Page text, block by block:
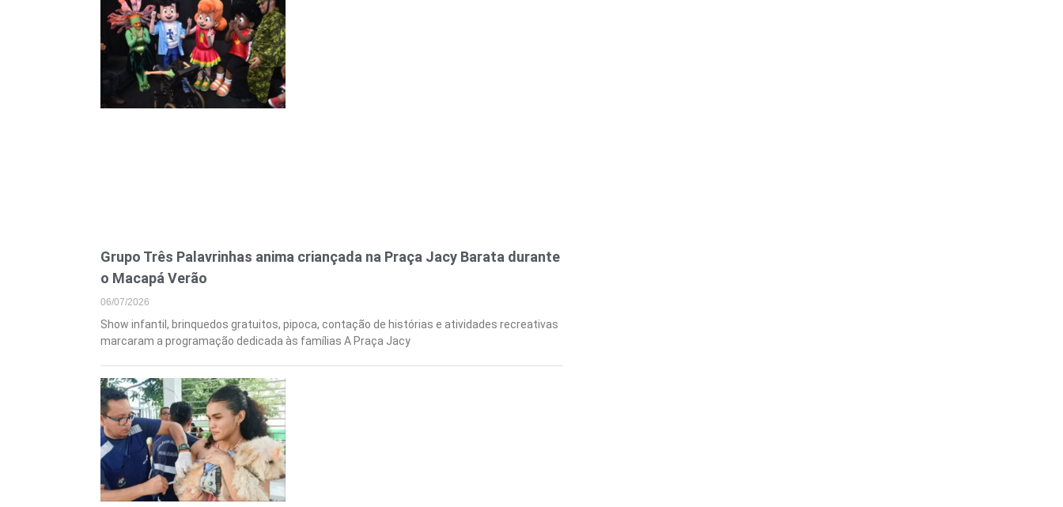
Grupo Três Palavrinhas anima criançada na Praça Jacy Barata durante
o Macapá Verão
06/07/2026
Show infantil, brinquedos gratuitos, pipoca, contação de histórias e atividades recreativas
marcaram a programação dedicada às famílias A Praça Jacy